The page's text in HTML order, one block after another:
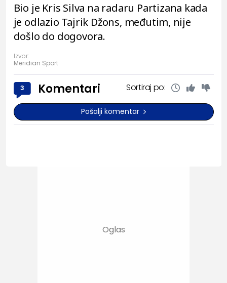
Bio je Kris Silva na radaru Partizana kada
je odlazio Tajrik Džons, međutim, nije
došlo do dogovora.
Izvor:
Meridian Sport
3 Komentari Sortiraj po:
Pošalji komentar